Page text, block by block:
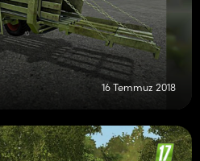
16 Temmuz 2018